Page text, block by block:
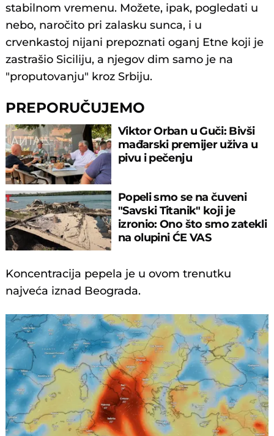
stabilnom vremenu. Možete, ipak, pogledati u
nebo, naročito pri zalasku sunca, i u
crvenkastoj nijani prepoznati oganj Etne koji je
zastrašio Siciliju, a njegov dim samo je na
"proputovanju" kroz Srbiju.
PREPORUČUJEMO
Viktor Orban u Guči: Bivši
mađarski premijer uživa u
pivu i pečenju
Popeli smo se na čuveni
"Savski Titanik" koji je
izronio: Ono što smo zatekli
na olupini ĆE VAS
Koncentracija pepela je u ovom trenutku
najveća iznad Beograda.